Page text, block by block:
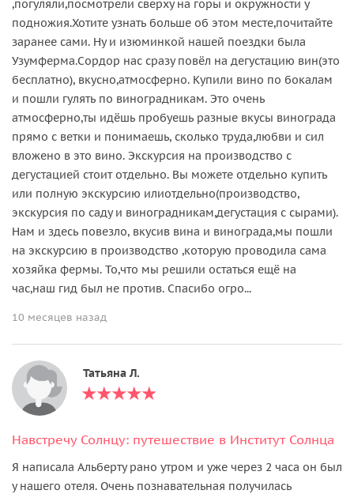
,погуляли,посмотрели сверху на горы и окружности у
подножия.Хотите узнать больше об этом месте,почитайте
заранее сами. Ну и изюминкой нашей поездки была
Узумферма.Сордор нас сразу повёл на дегустацию вин(это
бесплатно), вкусно,атмосферно. Купили вино по бокалам
и пошли гулять по виноградникам. Это очень
атмосферно,ты идёшь пробуешь разные вкусы винограда
прямо с ветки и понимаешь, сколько труда,любви и сил
вложено в это вино. Экскурсия на производство с
дегустацией стоит отдельно. Вы можете отдельно купить
или полную экскурсию илиотдельно(производство,
экскурсия по саду и виноградникам,дегустация с сырами).
Нам и здесь повезло, вкусив вина и винограда,мы пошли
на экскурсию в производство ,которую проводила сама
хозяйка фермы. То,что мы решили остаться ещё на
час,наш гид был не против. Спасибо огро...
10 месяцев назад
Татьяна Л.
Навстречу Солнцу: путешествие в Институт Солнца
Я написала Альберту рано утром и уже через 2 часа он был
у нашего отеля. Очень познавательная получилась